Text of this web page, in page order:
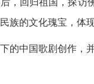
，回归祖国，探访
族的文化瑰宝，体
中国歌剧创作，并